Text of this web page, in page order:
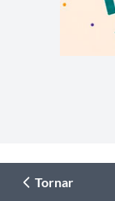
Tornar